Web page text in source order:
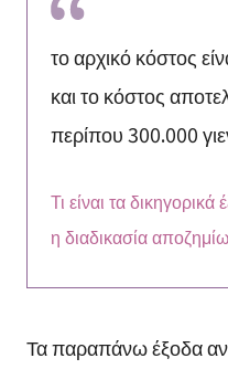
το αρχικό κόστος
και το κόστος
περίπου 300.000
Τι είναι τα
η διαδικασία
Τα παραπάνω έξοδα